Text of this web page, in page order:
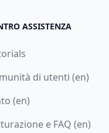
ASSISTENZA
di utenti (en)
(en)
e FAQ (en)